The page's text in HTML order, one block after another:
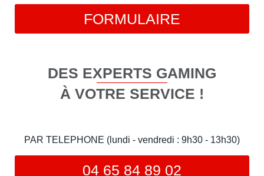
FORMULAIRE
DES EXPERTS GAMING
À VOTRE SERVICE !
PAR TELEPHONE (lundi - vendredi : 9h30 - 13h30)
04 65 84 89 02